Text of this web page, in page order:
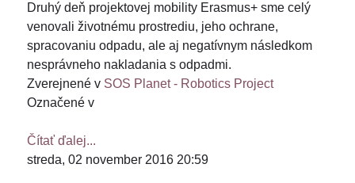
Druhý deň projektovej mobility Erasmus+ sme celý
venovali životnému prostrediu, jeho ochrane,
spracovaniu odpadu, ale aj negatívnym následkom
nesprávneho nakladania s odpadmi.
Zverejnené v SOS Planet - Robotics Project
Označené v
Čítať ďalej...
streda, 02 november 2016 20:59